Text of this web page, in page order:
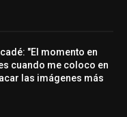
"El momento en
cuando me coloco en
las imágenes más